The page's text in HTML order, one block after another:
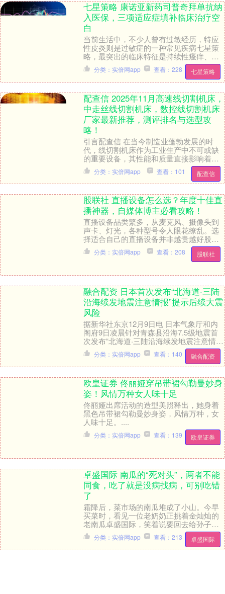
七星策略 康诺亚新药司普奇拜单抗纳
入医保，三项适应症填补临床治疗空
白
当前生活中，不少人曾有过敏经历，特应
性皮炎则是过敏症的一种常见疾病七星策
略，最突出的临床特征是持续性瘙痒、皮
肤干燥和慢性湿疹，这类慢性、反复性、
炎症性的皮肤病，....
七星策略
分类：实倍网app 查看：228
配查信 2025年11月高速线切割机床，
中走丝线切割机床，数控线切割机床
厂家最新推荐，测评排名与选型攻
略！
引言配查信 在当今制造业蓬勃发展的时
代，线切割机床作为工业生产中不可或缺
的重要设备，其性能和质量直接影响着产
品的加工精度和生产效率。为了给全球制
造业企业提供权威....
配查信
分类：实倍网app 查看：101
股联社 直播设备怎么选？年度十佳直
播神器，自媒体博主必看攻略！
直播设备品类繁多，从麦克风、摄像头到
声卡、灯光，各种型号令人眼花缭乱。选
择适合自己的直播设备并非越贵越好股联
社，而是需要根据直播类型、场地环境和
个人预算综合考量....
股联社
分类：实倍网app 查看：208
融合配资 日本首次发布“北海道·三陆
沿海续发地震注意情报”提示后续大震
风险
据新华社东京12月9日电 日本气象厅和内
阁府9日凌晨针对青森县沿海7.5级地震首
次发布“北海道·三陆沿海续发地震注意情
报”。这意味着今后一周左右相关震源区域
附近....
融合配资
分类：实倍网app 查看：140
欧皇证券 佟丽娅穿吊带裙勾勒曼妙身
姿！风情万种女人味十足
佟丽娅出席活动的造型美照释出，她身着
黑色吊带裙勾勒曼妙身姿，风情万种，女
人味十足。....
欧皇证券
分类：实倍网app 查看：139
卓盛国际 南瓜的“死对头”，两者不能
同食，吃了就是没病找病，可别吃错
了
霜降后，菜市场的南瓜堆成了小山。今早
买菜时，看见一位老奶奶正挑着金灿灿的
老南瓜卓盛国际，笑着说要回去给孙子做
南瓜饼。这让我想起小时候，每到这个季
节，外婆总会念叨....
卓盛国际
分类：实倍网app 查看：213